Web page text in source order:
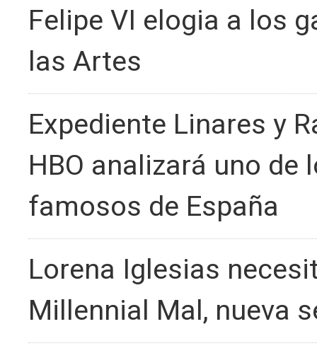
Felipe VI elogia a los
las Artes
Expediente Linares y
HBO analizará uno
famosos de España
Lorena Iglesias
Millennial Mal, nueva